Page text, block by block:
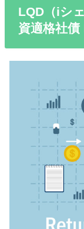
LQD（iシ
資適格社